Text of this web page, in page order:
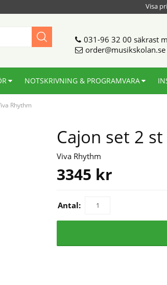
Visa
031-96 32 00 säkrast
order@musikskolan.se
NOTSKRIVNING & PROGRAMVARA
Rhythm
Cajon set 2
Viva Rhythm
3345 kr
Antal: